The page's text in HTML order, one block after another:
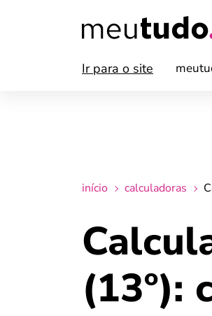
Ir para o site
início calculadoras
(13º):